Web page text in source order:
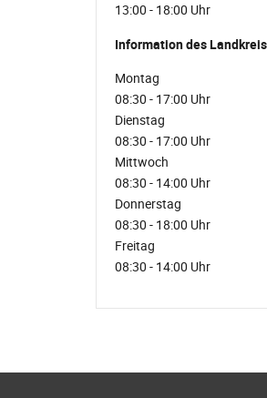
13:00 - 18:00 Uhr
Information des
Montag
08:30 - 17:00 Uhr
Dienstag
08:30 - 17:00 Uhr
Mittwoch
08:30 - 14:00 Uhr
Donnerstag
08:30 - 18:00 Uhr
Freitag
08:30 - 14:00 Uhr